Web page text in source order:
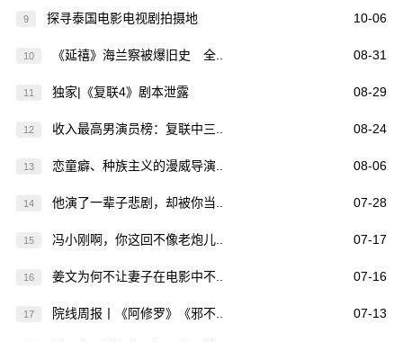
9 探寻泰国电影电视剧拍摄地 10-06
10 《延禧》海兰察被爆旧史 全.. 08-31
11 独家|《复联4》剧本泄露 08-29
12 收入最高男演员榜：复联中三.. 08-24
13 恋童癖、种族主义的漫威导演.. 08-06
14 他演了一辈子悲剧，却被你当.. 07-28
15 冯小刚啊，你这回不像老炮儿.. 07-17
16 姜文为何不让妻子在电影中不.. 07-16
17 院线周报丨《阿修罗》《邪不.. 07-13